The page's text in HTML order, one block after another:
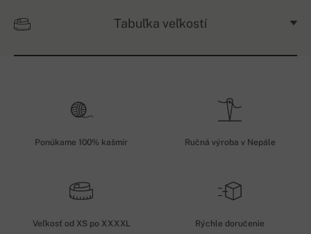
Tabuľka veľkostí
Ponúkame 100% kašmír Ručná výroba v Nepále
Veľkosť od XS po XXXXL Rýchle doručenie